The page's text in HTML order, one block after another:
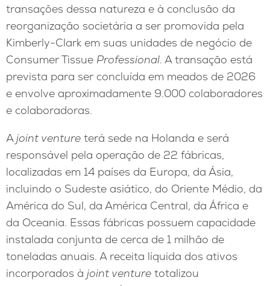
transações dessa natureza e à conclusão da
reorganização societária a ser promovida pela
Kimberly-Clark em suas unidades de negócio de
Consumer Tissue Professional. A transação está
prevista para ser concluída em meados de 2026
e envolve aproximadamente 9.000 colaboradores
e colaboradoras.
Ajoint venture terá sede na Holanda e será
responsável pela operação de 22 fábricas,
localizadas em 14 países da Europa, da Ásia,
incluindo o Sudeste asiático, do Oriente Médio, da
América do Sul, da América Central, da África e
da Oceania. Essas fábricas possuem capacidade
instalada conjunta de cerca de 1 milhão de
toneladas anuais. A receita líquida dos ativos
incorporados à joint venture totalizou